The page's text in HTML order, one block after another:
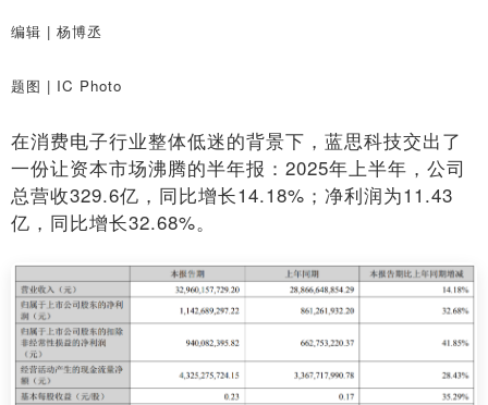
编辑 | 杨博丞
题图 | IC Photo
在消费电子行业整体低迷的背景下，蓝思科技交出了
一份让资本市场沸腾的半年报：2025年上半年，公司
总营收329.6亿，同比增长14.18%；净利润为11.43
亿，同比增长32.68%。